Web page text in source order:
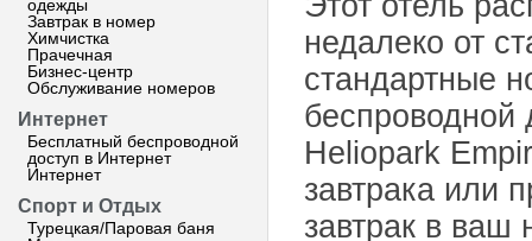
одежды
Завтрак в номер
Химчистка
Прачечная
Бизнес-центр
Обслуживание номеров
Интернет
Бесплатный беспроводной
доступ в Интернет
Интернет
Спорт и Отдых
Турецкая/Паровая баня
недалеко от
стандартные
беспроводной
Heliopark
завтрака или
завтрак в ваш